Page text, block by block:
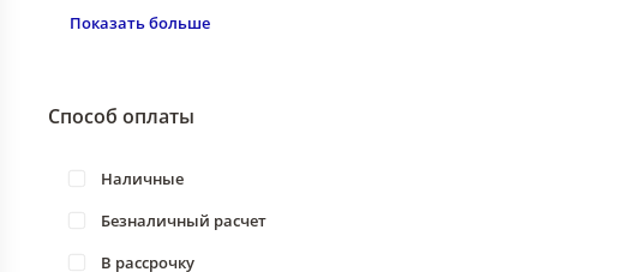
Показать больше
Способ оплаты
Наличные
Безналичный расчет
В рассрочку